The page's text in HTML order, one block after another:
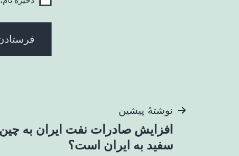
راهبری
نوشته
نوشتهٔ پیشین
افزایش صادرات نفت ایران به
سفید به ایران است؟